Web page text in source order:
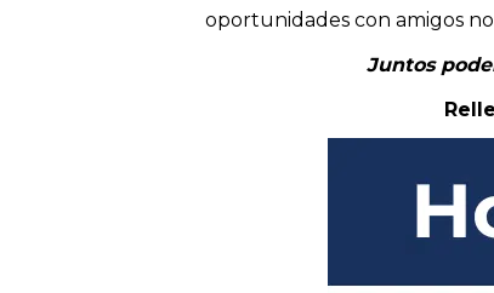
oportunidades con amigos
Juntos